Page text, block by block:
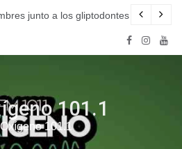
junto a los gliptodontes en nuestra
101.1
101.1